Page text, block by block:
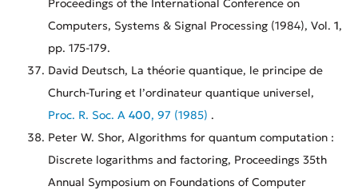
Proceedings of the International Conference on
Computers, Systems & Signal Processing (1984), Vol. 1,
pp. 175-179.
David Deutsch, La théorie quantique, le principe de
Church-Turing et l’ordinateur quantique universel,
Proc. R. Soc. A 400, 97 (1985) .
Peter W. Shor, Algorithms for quantum computation :
Discrete logarithms and factoring, Proceedings 35th
Annual Symposium on Foundations of Computer